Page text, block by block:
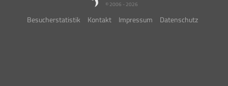
© 2006 - 2026
Besucherstatistik Kontakt Impressum Datenschutz